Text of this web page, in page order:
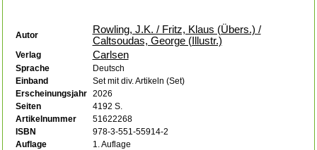
Autor
Rowling, J.K. / Fritz, Klaus (Übers.) /
Caltsoudas, George (Illustr.)
Verlag Carlsen
Sprache
Deutsch
Einband
Set mit div. Artikeln (Set)
Erscheinungsjahr
2026
Seiten
4192 S.
Artikelnummer
51622268
ISBN
978-3-551-55914-2
Auflage
1. Auflage